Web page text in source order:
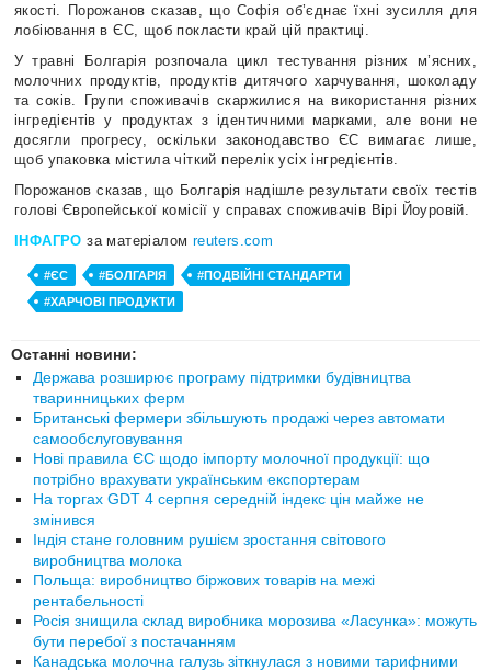
якості. Порожанов сказав, що Софія об’єднає їхні зусилля для
лобіювання в ЄС, щоб покласти край цій практиці.
У травні Болгарія розпочала цикл тестування різних м’ясних,
молочних продуктів, продуктів дитячого харчування, шоколаду
та соків. Групи споживачів скаржилися на використання різних
інгредієнтів у продуктах з ідентичними марками, але вони не
досягли прогресу, оскільки законодавство ЄС вимагає лише,
щоб упаковка містила чіткий перелік усіх інгредієнтів.
Порожанов сказав, що Болгарія надішле результати своїх тестів
голові Європейської комісії у справах споживачів Вірі Йоуровій.
ІНФАГРО за матеріалом reuters.com
#ЄС #БОЛГАРІЯ
#ПОДВІЙНІ СТАНДАРТИ
#ХАРЧОВІ ПРОДУКТИ
Останні новини:
Держава розширює програму підтримки будівництва
тваринницьких ферм
Британські фермери збільшують продажі через автомати
самообслуговування
Нові правила ЄС щодо імпорту молочної продукції: що
потрібно врахувати українським експортерам
На торгах GDT 4 серпня середній індекс цін майже не
змінився
Індія стане головним рушієм зростання світового
виробництва молока
Польща: виробництво біржових товарів на межі
рентабельності
Росія знищила склад виробника морозива «Ласунка»: можуть
бути перебої з постачанням
Канадська молочна галузь зіткнулася з новими тарифними